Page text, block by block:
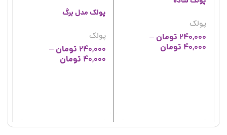
پولک
240,000 تومان–
40,000 تومان
پولک مدل برگ
پولک
240,000 تومان–
40,000 تومان